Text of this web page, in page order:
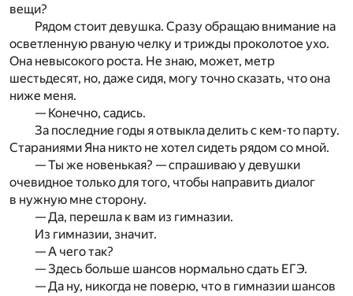
вещи?
Рядом стоит девушка. Сразу обращаю внимание на
осветленную рваную челку и трижды проколотое ухо.
Она невысокого роста. Не знаю, может, метр
шестьдесят, но, даже сидя, могу точно сказать, что она
ниже меня.
— Конечно, садись.
За последние годы я отвыкла делить с кем-то парту.
Стараниями Яна никто не хотел сидеть рядом со мной.
— Ты же новенькая? — спрашиваю у девушки
очевидное только для того, чтобы направить диалог
в нужную мне сторону.
— Да, перешла к вам из гимназии.
Из гимназии, значит.
— А чего так?
— Здесь больше шансов нормально сдать ЕГЭ.
— Да ну, никогда не поверю, что в гимназии шансов